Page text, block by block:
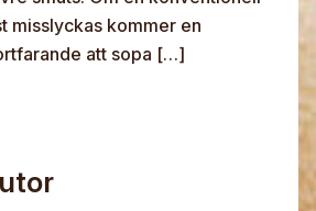
misslyckas kommer en
att sopa […]
att mina uppgifter angivna i formuläret
enligt
GDPR. Uppgifterna behövs